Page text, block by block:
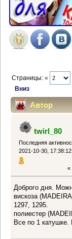
Страницы:«
Вниз
Автор
Украина.
twirl_80
Последняя
2021-10-30, 17:38:12
«
Доброго дня.
вискоза
1297, 1295.
полиестер
Все по 1